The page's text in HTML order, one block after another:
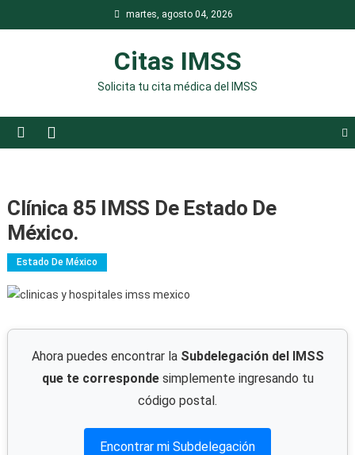
al
martes, agosto 04, 2026
Citas IMSS
Solicita tu cita médica del IMSS
Clínica 85 IMSS De Estado De
México.
Estado De México
Ahora puedes encontrar la Subdelegación del IMSS
que te correspondesimplemente ingresando tu
código postal.
Encontrar mi Subdelegación